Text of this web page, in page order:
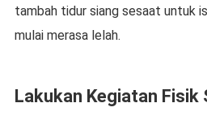
tambah tidur siang sesaat untuk
mulai merasa lelah.
Lakukan Kegiatan Fisik